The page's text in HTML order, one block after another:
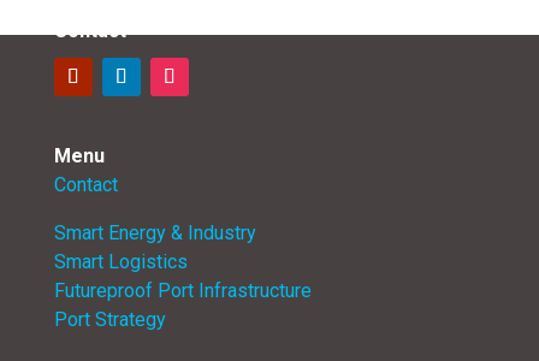
Contact
Menu
Contact
Smart Energy & Industry
Smart Logistics
Futureproof Port Infrastructure
Port Strategy